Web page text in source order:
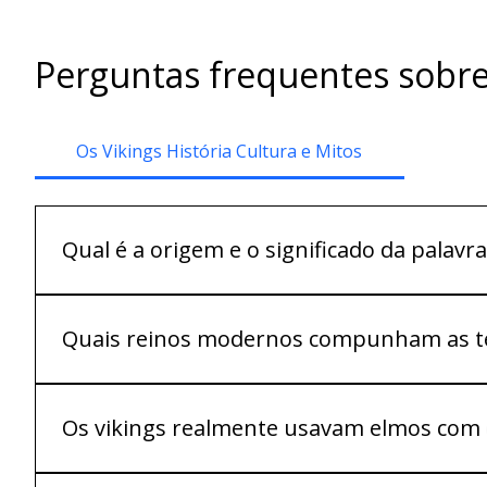
Perguntas frequentes
Os Vikings História Cultura e Mitos
Qual é a origem e o significado da
palavra vik: pode se referir à região de Viken na
termo para "mercador". Curiosamente, os próprios
Quais reinos modernos compunham as
progressivamente em três reinos maiores que
Os vikings realmente usavam elmos com